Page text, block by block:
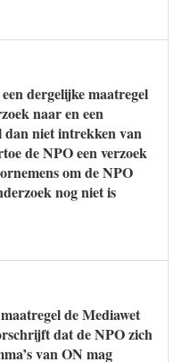
dergelijke maatregel
naar en een
dan niet intrekken van
de NPO een verzoek
om de NPO
nog niet is
de Mediawet
dat de NPO zich
van ON mag